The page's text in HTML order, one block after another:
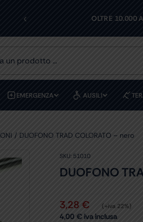
‹ OLTRE 10.000
EMERGENZA AUSILI
DUOFONO TRAD COLORATO – nero
SKU: 51010
DUOFONO
3,28 € (+iva 22%)
4,00 € iva inclusa